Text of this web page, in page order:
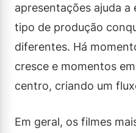
apresentações ajuda a
tipo de produção
diferentes. Há
cresce e momentos
centro, criando um
Em geral, os filmes